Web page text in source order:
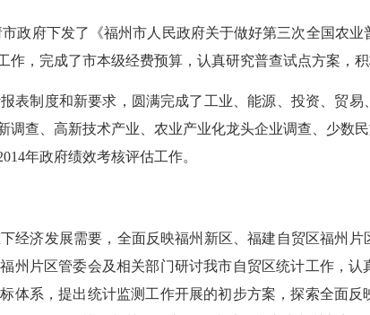
政府下发了《福州市人民政府关于做好第三次全国农业
，完成了市本级经费预算，认真研究普查试点方案，积
表制度和新要求，圆满完成了工业、能源、投资、贸
调查、高新技术产业、农业产业化龙头企业调查、少数
年政府绩效考核评估工作。
经济发展需要，全面反映福州新区、福建自贸区福州
州片区管委会及相关部门研讨我市自贸区统计工作，
体系，提出统计监测工作开展的初步方案，探索全面